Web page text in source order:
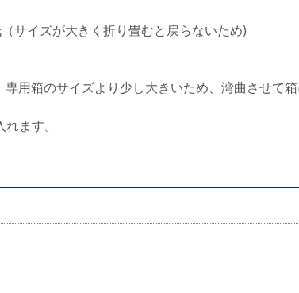
サイズが大きく折り畳むと戻らないため)
専用箱のサイズより少し大きいため、湾曲させて
ます。